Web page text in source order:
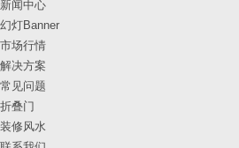
新闻中心
幻灯Banner
市场行情
解决方案
常见问题
折叠门
装修风水